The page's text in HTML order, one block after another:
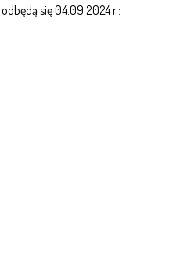
się 04.09.2024 r.: